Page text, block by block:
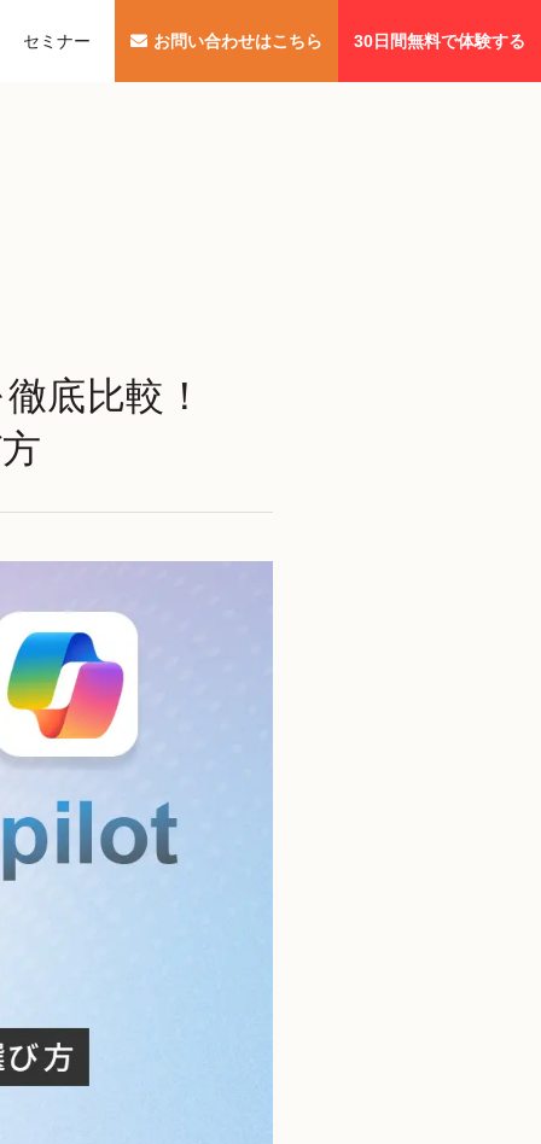
セミナー お問い合わせはこちら 30日間無料で体験する
徹底比較！